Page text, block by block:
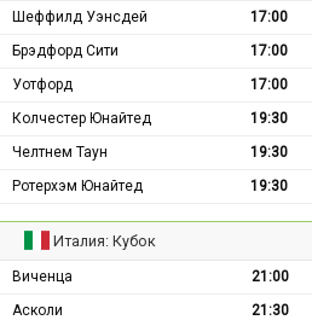
Шеффилд Уэнсдей
17:00
Брэдфорд Сити
17:00
Уотфорд
17:00
Колчестер Юнайтед
19:30
Челтнем Таун
19:30
Ротерхэм Юнайтед
19:30
Италия: Кубок
Виченца 21:00
Асколи
21:30